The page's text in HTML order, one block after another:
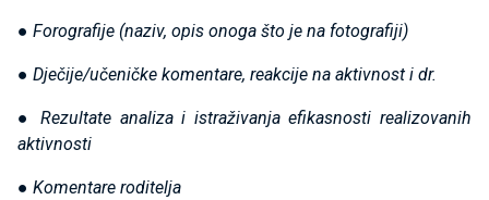
● Forografije (naziv, opis onoga što je na fotografiji)
● Dječije/učeničke komentare, reakcije na aktivnost i dr.
● Rezultate analiza i istraživanja efikasnosti realizovanih
aktivnosti
● Komentare roditelja